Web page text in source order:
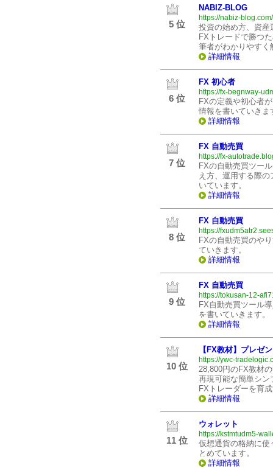
5 位
NABIZ-BLOG
https://nabiz-blog.com/
投資の始め方、資産
FXトレードで勝つ
筆者がわかりやすく
詳細情報
6 位
FX 初心者
https://fx-begnway-
FXの定義や初心者
情報を書いていきま
詳細情報
7 位
FX 自動売買
https://fx-
FXの自動売買ツー
え方、運用する際
いています。
詳細情報
8 位
FX 自動売買
https://
FXの自動売買のや
ていきます。
詳細情報
9 位
FX 自動売買
https://tokusan-12-
FX自動売買ツール
を書いていきます。
詳細情報
10 位
【FX教材】プレゼ
https://ywc-
28,800円のFX教材
再現可能な簡単シ
FXトレーダーを育
詳細情報
11 位
ウォレット
https://kstmtudm5-
仮想通貨の格納に使
とめています。
詳細情報